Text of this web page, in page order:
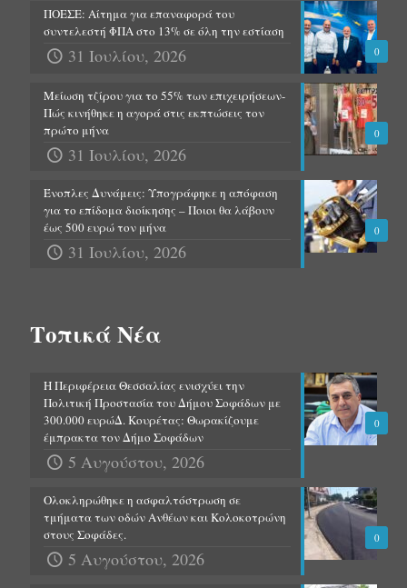
0
ΠΟΕΣΕ: Αίτημα για επαναφορά του
συντελεστή ΦΠΑ στο 13% σε όλη την εστίαση
31 Ιουλίου, 2026
0
Μείωση τζίρου για το 55% των επιχειρήσεων-
Πώς κινήθηκε η αγορά στις εκπτώσεις τον
πρώτο μήνα
31 Ιουλίου, 2026
0
Ένοπλες Δυνάμεις: Υπογράφηκε η απόφαση
για το επίδομα διοίκησης – Ποιοι θα λάβουν
έως 500 ευρώ τον μήνα
31 Ιουλίου, 2026
Τοπικά Νέα
0
Η Περιφέρεια Θεσσαλίας ενισχύει την
Πολιτική Προστασία του Δήμου Σοφάδων με
300.000 ευρώΔ. Κουρέτας: Θωρακίζουμε
έμπρακτα τον Δήμο Σοφάδων
5 Αυγούστου, 2026
0
Ολοκληρώθηκε η ασφαλτόστρωση σε
τμήματα των οδών Ανθέων και Κολοκοτρώνη
στους Σοφάδες.
5 Αυγούστου, 2026